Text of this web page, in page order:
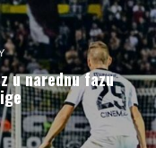
u narednu fazu